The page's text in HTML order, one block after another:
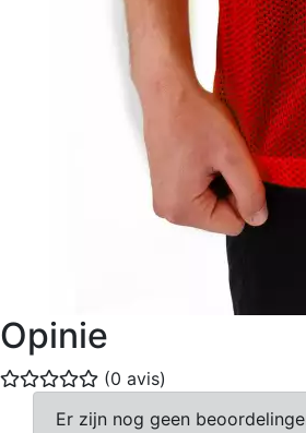
Opinie
(0 avis)
Er zijn nog geen